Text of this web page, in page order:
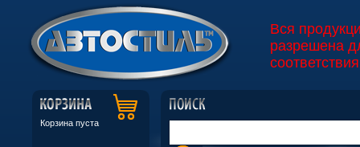
Вся
разрешена
Корзина пуста